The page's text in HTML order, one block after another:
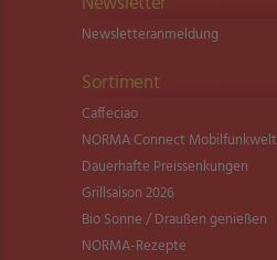
Newsletter­anmeldung
Sortiment
Caffeciao
NORMA Connect Mobilfunkwelt
Dauerhafte Preissenkungen
Grillsaison 2026
Bio Sonne / Draußen genießen
NORMA-Rezepte